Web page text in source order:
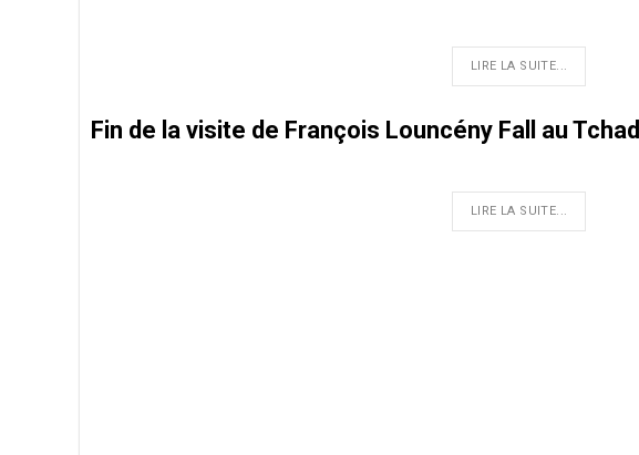
LIRE LA SUITE...
Fin de la visite de François Louncény Fall au Tchad
LIRE LA SUITE...